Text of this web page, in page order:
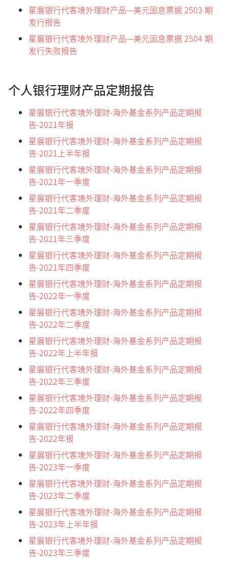
星展银行代客境外理财产品—美元固息票据 2503 期
发行报告
星展银行代客境外理财产品—美元固息票据 2504 期
发行失败报告
个人银行理财产品定期报告
星展银行代客境外理财-海外基金系列产品定期报
告-2021年报
星展银行代客境外理财-海外基金系列产品定期报
告-2021上半年报
星展银行代客境外理财-海外基金系列产品定期报
告-2021年一季度
星展银行代客境外理财-海外基金系列产品定期报
告-2021年二季度
星展银行代客境外理财-海外基金系列产品定期报
告-2021年三季度
星展银行代客境外理财-海外基金系列产品定期报
告-2021年四季度
星展银行代客境外理财-海外基金系列产品定期报
告-2022年一季度
星展银行代客境外理财-海外基金系列产品定期报
告-2022年二季度
星展银行代客境外理财-海外基金系列产品定期报
告-2022年上半年报
星展银行代客境外理财-海外基金系列产品定期报
告-2022年三季度
星展银行代客境外理财-海外基金系列产品定期报
告-2022年四季度
星展银行代客境外理财-海外基金系列产品定期报
告-2022年报
星展银行代客境外理财-海外基金系列产品定期报
告-2023年一季度
星展银行代客境外理财-海外基金系列产品定期报
告-2023年二季度
星展银行代客境外理财-海外基金系列产品定期报
告-2023年上半年报
星展银行代客境外理财-海外基金系列产品定期报
告-2023年三季度